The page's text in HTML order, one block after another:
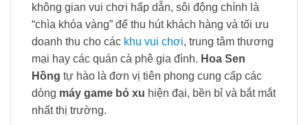
không gian vui chơi hấp dẫn, sôi động chính là
“chìa khóa vàng” để thu hút khách hàng và tối ưu
doanh thu cho các khu vui chơi, trung tâm thương
mại hay các quán cà phê gia đình. Hoa Sen
Hồng tự hào là đơn vị tiên phong cung cấp các
dòng máy game bỏ xu hiện đại, bền bỉ và bắt mắt
nhất thị trường.